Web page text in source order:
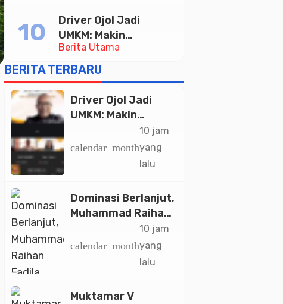
Tabungan Bima Bank
Jateng
Berita Utama
Driver Ojol Jadi
UMKM: Makin
Sejahtera atau
Merana? Ini Temuan
Diskusi Paramadina
BERITA TERBARU
Driver Ojol Jadi
UMKM: Makin
Sejahtera atau
Merana? Ini
Temuan Diskusi
calendar_month
10 jam
yang
lalu
Dominasi Berlanjut,
Muhammad Raihan
Fadila Sabet Emas
Kyorugi di Asian
calendar_month
10 jam
yang
lalu
Muktamar V